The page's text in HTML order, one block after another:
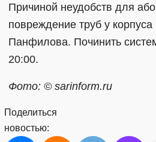
Причиной неудобств для
повреждение труб у
Панфилова. Починить
20:00.
Фото: © sarinform.ru
Поделиться
новостью: